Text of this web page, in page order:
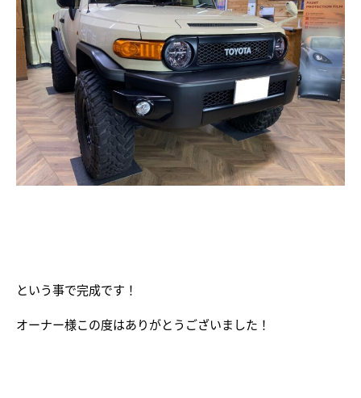
という事で完成です！
オーナー様この度はありがとうございました！